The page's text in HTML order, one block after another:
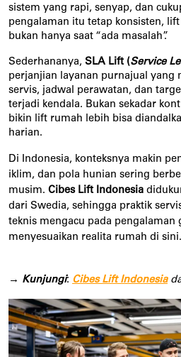
sistem yang rapi, senyap, dan
pengalaman itu tetap konsisten,
bukan hanya saat “ada masalah”.
Sederhananya, SLA Lift (Service
perjanjian layanan purnajual yang
servis, jadwal perawatan, dan
terjadi kendala. Bukan sekadar
bikin lift rumah lebih bisa
harian.
Di Indonesia, konteksnya makin
iklim, dan pola hunian sering
musim. Cibes Lift Indonesia
dari Swedia, sehingga praktik
teknis mengacu pada pengalaman
menyesuaikan realita rumah di sini.
→ Kunjungi: Cibes Lift Indonesia